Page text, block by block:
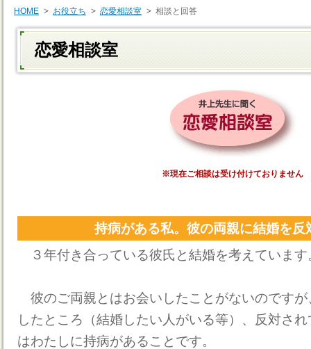
HOME お役立ち 恋愛相談室 相談と回答
恋愛相談室
※現在ご相談は受け付けておりません
持病がある私。彼の両親に結婚を
３年付き合っている彼氏と結婚を考えています
彼のご両親とはお会いしたことがないのです
したところ（結婚したい人がいる等）、反対さ
はわたしに持病があることです。